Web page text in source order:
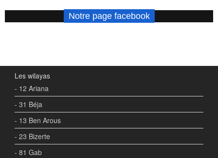
Notre page facebook
Les wilayas
- 12 Ariana
- 31 Béja
- 13 Ben Arous
- 23 Bizerte
- 81 Gab